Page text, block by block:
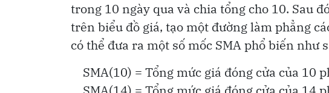
trong 10 ngày qua và chia tổng cho 10. Sau
trên biểu đồ giá, tạo một đường làm phẳng
có thể đưa ra một số mốc SMA phổ biến như
SMA(10) = Tổng mức giá đóng cửa của 10